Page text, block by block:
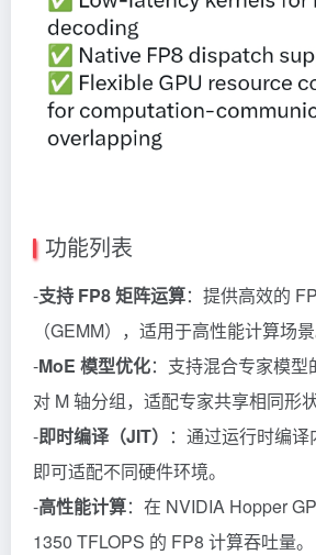
功能列表
-支持 FP8 矩阵运算：提供高效的
（GEMM），适用于高性能计算场景
-MoE 模型优化：支持混合专家模
对 M 轴分组，适配专家共享相同形
-即时编译（JIT） ：通过运行时编
即可适配不同硬件环境。
-高性能计算：在 NVIDIA Hopper
1350 TFLOPS 的 FP8 计算吞吐量。